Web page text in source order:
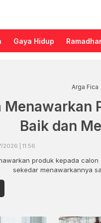
Gaya Hidup
Arga Fica
Menawarkan
Baik dan
2026 | 11:56
produk kepada
sekedar menawarkannya